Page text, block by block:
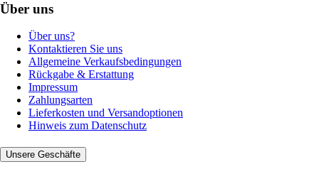
Über uns
Über uns?
Kontaktieren Sie uns
Allgemeine Verkaufsbedingungen
Rückgabe & Erstattung
Impressum
Zahlungsarten
Lieferkosten und Versandoptionen
Hinweis zum Datenschutz
Unsere Geschäfte